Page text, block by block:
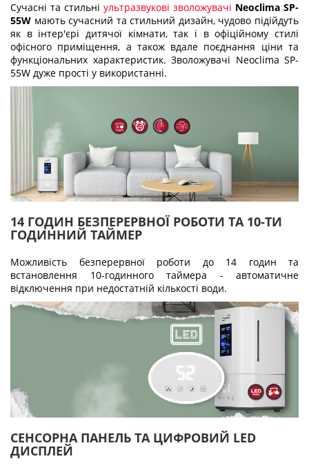
Сучасні та стильні ультразвукові зволожувачі Neoclima SP-
55W мають сучасний та стильний дизайн, чудово підійдуть
як в інтер'єрі дитячої кімнати, так і в офіційному стилі
офісного приміщення, а також вдале поєднання ціни та
функціональних характеристик. Зволожувачі Neoclima SP-
55W дуже прості у використанні.
14 ГОДИН БЕЗПЕРЕРВНОЇ РОБОТИ ТА 10-ТИ
ГОДИННИЙ ТАЙМЕР
Можливість безперервної роботи до 14 годин та
встановлення 10-годинного таймера - автоматичне
відключення при недостатній кількості води.
СЕНСОРНА ПАНЕЛЬ ТА ЦИФРОВИЙ LED
ДИСПЛЕЙ